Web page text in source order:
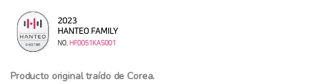
Producto original traído de Corea.